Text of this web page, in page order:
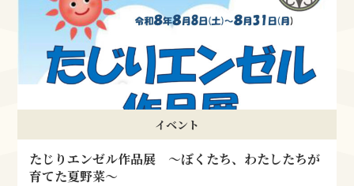
イベント
たじりエンゼル作品展 ～ぼくたち、わたしたちが
育てた夏野菜～